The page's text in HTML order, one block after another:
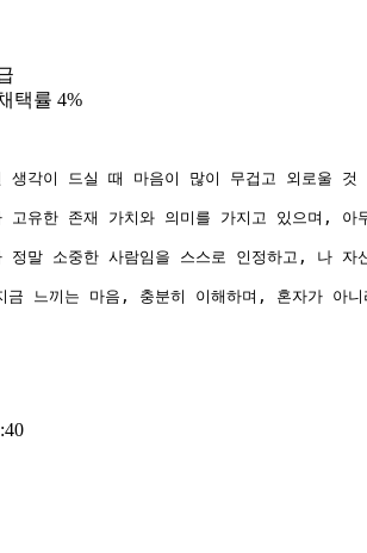
택률 4%
생각이 드실 때 마음이 많이 무겁고 외로울
고유한 존재 가치와 의미를 가지고 있으며,
정말 소중한 사람임을 스스로 인정하고, 나
금 느끼는 마음, 충분히 이해하며, 혼자가 아